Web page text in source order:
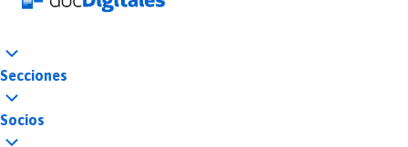
Secciones
Socios